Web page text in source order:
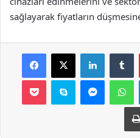
sağlayarak fiyatların
Facebook
X LinkedIn
Pocket Skype